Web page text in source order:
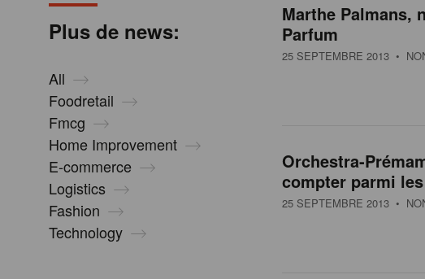
Plus de news:
All
Foodretail
Fmcg
Home Improvement
E-commerce
Logistics
Fashion
Technology
Marthe Palmans,
Parfum
25 SEPTEMBRE 2013 •
Orchestra-
compter parmi
25 SEPTEMBRE 2013 •
P
a
g
i
o
n
Previous
page
Page
Page
Page
Page
Current
page
Page
Page
Page
Page
Next
page